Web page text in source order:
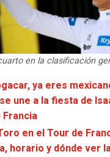
en la clasificación
ya eres
une a la fiesta de
Francia
en el Tour de
horario y dónde ver